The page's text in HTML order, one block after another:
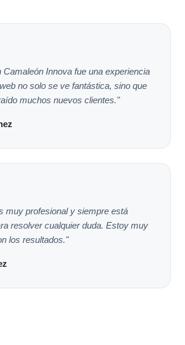
Camaleón Innova fue una experiencia
no solo se ve fantástica, sino que
muchos nuevos clientes."
muy profesional y siempre está
resolver cualquier duda. Estoy muy
los resultados."